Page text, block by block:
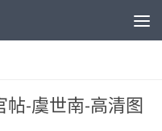
帖-虞世南-高清图